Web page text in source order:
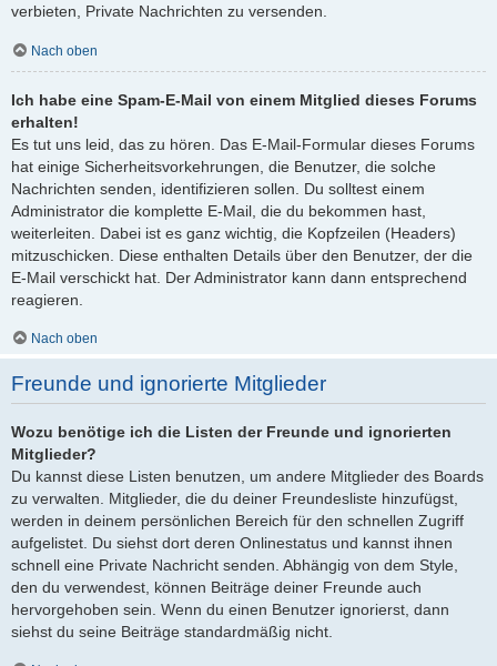
verbieten, Private Nachrichten zu versenden.
Nach oben
Ich habe eine Spam-E-Mail von einem Mitglied dieses Forums
erhalten!
Es tut uns leid, das zu hören. Das E-Mail-Formular dieses Forums
hat einige Sicherheitsvorkehrungen, die Benutzer, die solche
Nachrichten senden, identifizieren sollen. Du solltest einem
Administrator die komplette E-Mail, die du bekommen hast,
weiterleiten. Dabei ist es ganz wichtig, die Kopfzeilen (Headers)
mitzuschicken. Diese enthalten Details über den Benutzer, der die
E-Mail verschickt hat. Der Administrator kann dann entsprechend
reagieren.
Nach oben
Freunde und ignorierte Mitglieder
Wozu benötige ich die Listen der Freunde und ignorierten
Mitglieder?
Du kannst diese Listen benutzen, um andere Mitglieder des Boards
zu verwalten. Mitglieder, die du deiner Freundesliste hinzufügst,
werden in deinem persönlichen Bereich für den schnellen Zugriff
aufgelistet. Du siehst dort deren Onlinestatus und kannst ihnen
schnell eine Private Nachricht senden. Abhängig von dem Style,
den du verwendest, können Beiträge deiner Freunde auch
hervorgehoben sein. Wenn du einen Benutzer ignorierst, dann
siehst du seine Beiträge standardmäßig nicht.